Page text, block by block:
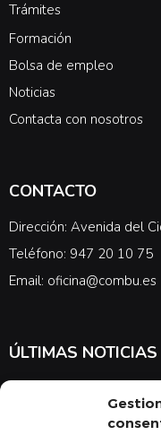
Trámites
Formación
Bolsa de empleo
Noticias
Contacta con nosotros
CONTACTO
Dirección: Avenida del
Teléfono: 947 20 10 75
Email: oficina@combu.es
ÚLTIMAS NOTICIAS
noticias en cuanto a